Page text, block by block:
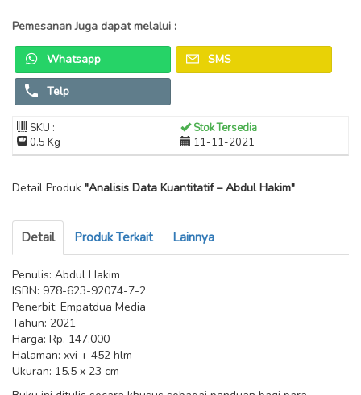
Pemesanan Juga dapat melalui :
Whatsapp SMS
Telp
SKU :
Stok Tersedia
0.5 Kg
11-11-2021
Detail Produk "Analisis Data Kuantitatif – Abdul Hakim"
Detail Produk Terkait Lainnya
Penulis: Abdul Hakim
ISBN: 978-623-92074-7-2
Penerbit: Empatdua Media
Tahun: 2021
Harga: Rp. 147.000
Halaman: xvi + 452 hlm
Ukuran: 15.5 x 23 cm